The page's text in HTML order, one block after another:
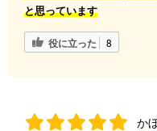
と思っています
役に立った 8
か